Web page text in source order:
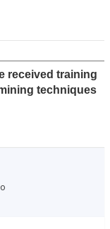
received training
techniques